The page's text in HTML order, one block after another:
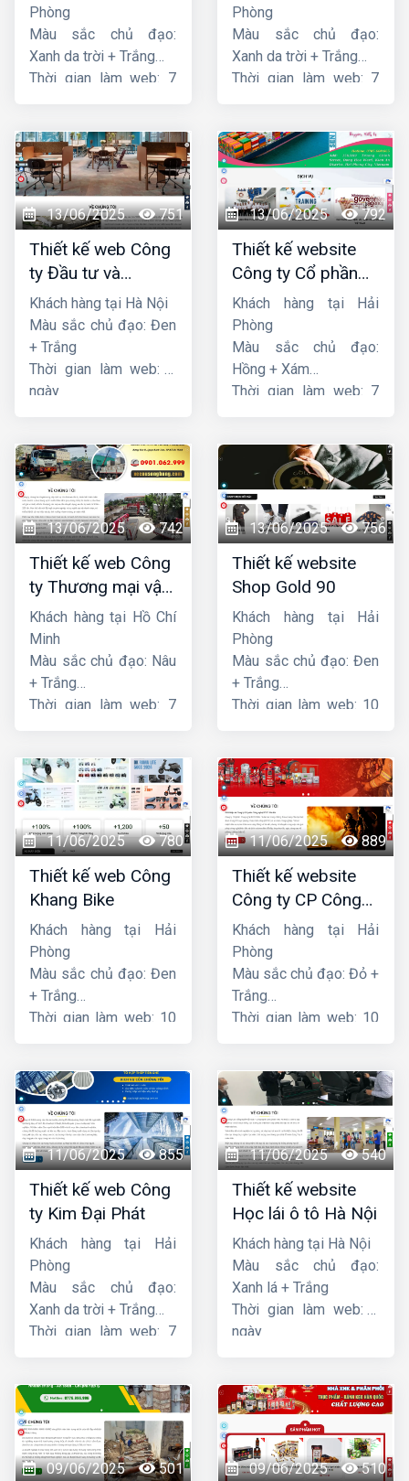
Phòng
Màu sắc chủ đạo:
Xanh da trời + Trắng
Thời gian làm web: 7
Phòng
Màu sắc chủ đạo:
Xanh da trời + Trắng
Thời gian làm web: 7
13/06/2025 751
Thiết kế web Công
ty Đầu tư và
Thương mại Five-
Star
Khách hàng tại Hà Nội
Màu sắc chủ đạo: Đen
+ Trắng
Thời gian làm web: 7
ngày
13/06/2025 792
Thiết kế website
Công ty Cổ phần
dịch vụ hàng hải
Sen
Khách hàng tại Hải
Phòng
Màu sắc chủ đạo:
Hồng + Xám
Thời gian làm web: 7
13/06/2025 742
Thiết kế web Công
ty Thương mại vận
tải Song Bằng
Khách hàng tại Hồ Chí
Minh
Màu sắc chủ đạo: Nâu
+ Trắng
Thời gian làm web: 7
13/06/2025 756
Thiết kế website
Shop Gold 90
Khách hàng tại Hải
Phòng
Màu sắc chủ đạo: Đen
+ Trắng
Thời gian làm web: 10
11/06/2025 780
Thiết kế web Công
Khang Bike
Khách hàng tại Hải
Phòng
Màu sắc chủ đạo: Đen
+ Trắng
Thời gian làm web: 10
11/06/2025 889
Thiết kế website
Công ty CP Công
nghệ PCCC Bắc Hà
Khách hàng tại Hải
Phòng
Màu sắc chủ đạo: Đỏ +
Trắng
Thời gian làm web: 10
11/06/2025 855
Thiết kế web Công
ty Kim Đại Phát
Khách hàng tại Hải
Phòng
Màu sắc chủ đạo:
Xanh da trời + Trắng
Thời gian làm web: 7
11/06/2025 540
Thiết kế website
Học lái ô tô Hà Nội
Khách hàng tại Hà Nội
Màu sắc chủ đạo:
Xanh lá + Trắng
Thời gian làm web: 7
ngày
09/06/2025 501 09/06/2025 510